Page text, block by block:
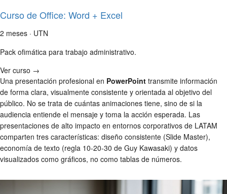
Curso de Office: Word + Excel
2 meses · UTN
Pack ofimática para trabajo administrativo.
Ver curso →
Una presentación profesional en PowerPoint transmite información
de forma clara, visualmente consistente y orientada al objetivo del
público. No se trata de cuántas animaciones tiene, sino de si la
audiencia entiende el mensaje y toma la acción esperada. Las
presentaciones de alto impacto en entornos corporativos de LATAM
comparten tres características: diseño consistente (Slide Master),
economía de texto (regla 10-20-30 de Guy Kawasaki) y datos
visualizados como gráficos, no como tablas de números.